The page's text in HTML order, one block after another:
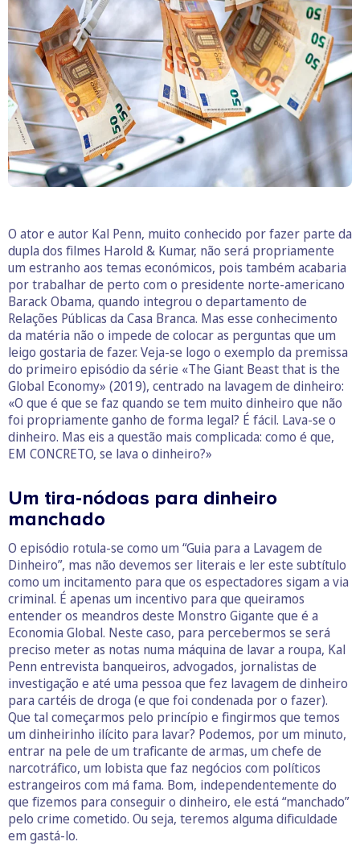
O ator e autor Kal Penn, muito conhecido por fazer parte da
dupla dos filmes Harold & Kumar, não será propriamente
um estranho aos temas económicos, pois também acabaria
por trabalhar de perto com o presidente norte-americano
Barack Obama, quando integrou o departamento de
Relações Públicas da Casa Branca. Mas esse conhecimento
da matéria não o impede de colocar as perguntas que um
leigo gostaria de fazer. Veja-se logo o exemplo da premissa
do primeiro episódio da série «The Giant Beast that is the
Global Economy» (2019), centrado na lavagem de dinheiro:
«O que é que se faz quando se tem muito dinheiro que não
foi propriamente ganho de forma legal? É fácil. Lava-se o
dinheiro. Mas eis a questão mais complicada: como é que,
EM CONCRETO, se lava o dinheiro?»
Um tira-nódoas para dinheiro
manchado
O episódio rotula-se como um “Guia para a Lavagem de
Dinheiro”, mas não devemos ser literais e ler este subtítulo
como um incitamento para que os espectadores sigam a via
criminal. É apenas um incentivo para que queiramos
entender os meandros deste Monstro Gigante que é a
Economia Global. Neste caso, para percebermos se será
preciso meter as notas numa máquina de lavar a roupa, Kal
Penn entrevista banqueiros, advogados, jornalistas de
investigação e até uma pessoa que fez lavagem de dinheiro
para cartéis de droga (e que foi condenada por o fazer).
Que tal começarmos pelo princípio e fingirmos que temos
um dinheirinho ilícito para lavar? Podemos, por um minuto,
entrar na pele de um traficante de armas, um chefe de
narcotráfico, um lobista que faz negócios com políticos
estrangeiros com má fama. Bom, independentemente do
que fizemos para conseguir o dinheiro, ele está “manchado”
pelo crime cometido. Ou seja, teremos alguma dificuldade
em gastá-lo.